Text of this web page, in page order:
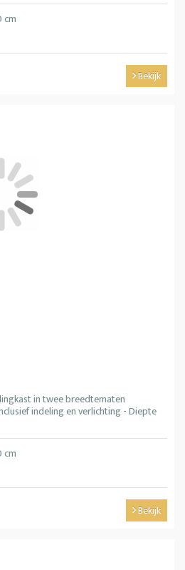
cm
Bekijk
in twee breedtematen
indeling en verlichting - Diepte
cm
Bekijk